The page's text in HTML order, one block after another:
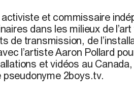
et commissaire
dans les milieux de
de transmission, de
l’artiste Aaron Pollard
et vidéos au
2boys.tv.